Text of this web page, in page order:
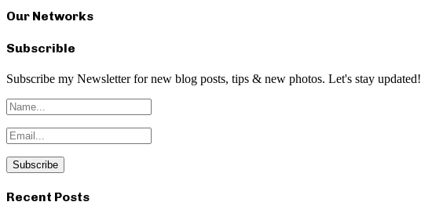
Our Networks
Subscrible
Subscribe my Newsletter for new blog posts, tips & new photos. Let's stay updated!
Recent Posts